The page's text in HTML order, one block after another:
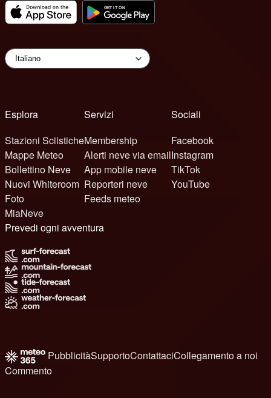
Esplora
Stazioni Sciistiche
Mappe Meteo
Bollettino Neve
Nuovi Whiteroom
Foto
MiaNeve
Servizi
Membership
Alerti neve via email
App mobile neve
Reporteri neve
Feeds meteo
Sociali
Facebook
Instagram
TikTok
YouTube
Prevedi ogni avventura
PubblicitàSupportoContattaciCollegamento a noi
Commento